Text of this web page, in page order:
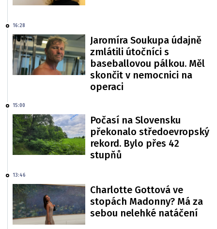
16:28
Jaromíra Soukupa údajně
zmlátili útočníci s
baseballovou pálkou. Měl
skončit v nemocnici na
operaci
15:00
Počasí na Slovensku
překonalo středoevropský
rekord. Bylo přes 42
stupňů
13:46
Charlotte Gottová ve
stopách Madonny? Má za
sebou nelehké natáčení